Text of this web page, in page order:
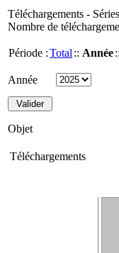
Téléchargements -
Nombre de
Période :Total :: Année::
Année
Objet
Téléchargements